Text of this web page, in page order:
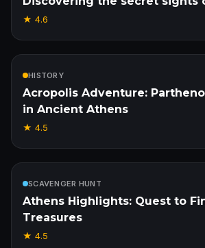
★ 4.6
HISTORY
Acropolis Adventure:
in Ancient Athens
★ 4.5
SCAVENGER HUNT
Athens Highlights: Quest to
Treasures
★ 4.5